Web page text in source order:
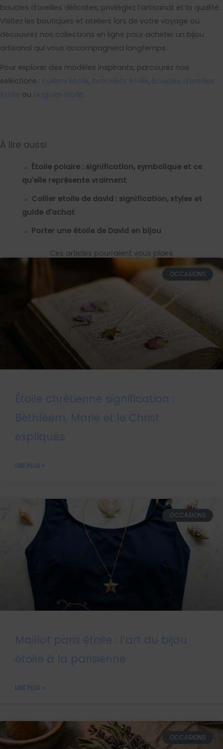
boucles d’oreilles délicates, privilégiez l’artisanat et la qualité.
Visitez les boutiques et ateliers lors de votre voyage ou
découvrez nos collections en ligne pour acheter un bijou
artisanal qui vous accompagnera longtemps.
Pour explorer des modèles inspirants, parcourez nos
sélections : colliers étoile, bracelets étoile, boucles d’oreilles
étoile ou bagues étoile.
À lire aussi
→ Étoile polaire : signification, symbolique et ce
qu'elle représente vraiment
→ Collier etoile de david : signification, styles et
guide d'achat
→ Porter une étoile de David en bijou
Ces articles pourraient vous plaire
OCCASIONS
Étoile chrétienne signification :
Bethléem, Marie et le Christ
expliqués
LIRE PLUS »
OCCASIONS
Maillot paris étoile : l’art du bijou
étoile à la parisienne
LIRE PLUS »
OCCASIONS